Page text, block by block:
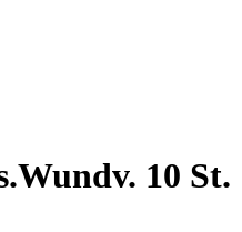
10 St.